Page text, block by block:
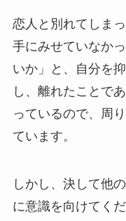
恋人と別れてしま
手にみせていなか
いか」と、自分を
し、離れたことで
っているので、周
ています。
しかし、決して他
に意識を向けてく